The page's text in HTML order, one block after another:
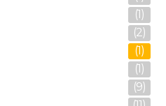
(1)
(2)
(1)
(1)
(9)